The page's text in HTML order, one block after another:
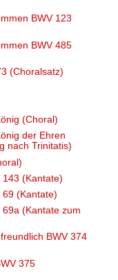
BWV 123
BWV 485
(Choralsatz)
(Choral)
der Ehren
nach Trinitatis)
143 (Kantate)
69 (Kantate)
(Kantate zum
BWV 374
375